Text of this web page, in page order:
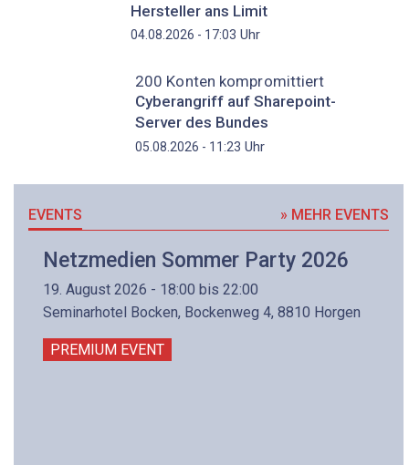
Hersteller ans Limit
04.08.2026 - 17:03 Uhr
200 Konten kompromittiert
Cyberangriff auf Sharepoint-
Server des Bundes
05.08.2026 - 11:23 Uhr
EVENTS » MEHR EVENTS
Netzmedien Sommer Party 2026
19. August 2026 - 18:00 bis 22:00
Seminarhotel Bocken, Bockenweg 4, 8810 Horgen
PREMIUM EVENT